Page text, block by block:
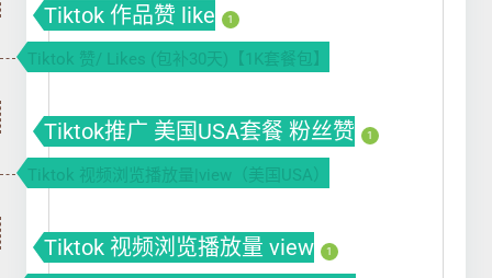
Tiktok 作品赞 like 1
Tiktok 赞/ Likes (包补30天)【1K套餐包】
Tiktok推广 美国USA套餐 粉丝赞 1
Tiktok 视频浏览播放量|view（美国USA）
Tiktok 视频浏览播放量 view 1